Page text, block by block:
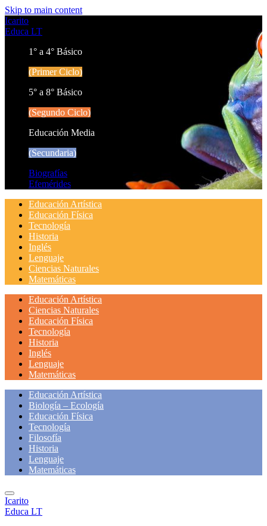
Skip to main content
Icarito
Educa LT
1° a 4° Básico
(Primer Ciclo)
5° a 8° Básico
(Segundo Ciclo)
Educación Media
(Secundaria)
Biografías
Efemérides
Educación Artística
Educación Física
Tecnología
Historia
Inglés
Lenguaje
Ciencias Naturales
Matemáticas
Educación Artística
Ciencias Naturales
Educación Física
Tecnología
Historia
Inglés
Lenguaje
Matemáticas
Educación Artística
Biología – Ecología
Educación Física
Tecnología
Filosofía
Historia
Lenguaje
Matemáticas
Icarito
Educa LT